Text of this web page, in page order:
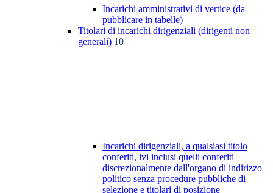
Incarichi amministrativi di vertice (da
pubblicare in tabelle)
Titolari di incarichi dirigenziali (dirigenti non
generali) 10
Incarichi dirigenziali, a qualsiasi titolo
conferiti, ivi inclusi quelli conferiti
discrezionalmente dall'organo di indirizzo
politico senza procedure pubbliche di
selezione e titolari di posizione